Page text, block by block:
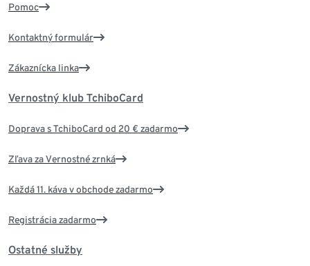
Pomoc
Kontaktný formulár
Zákaznícka linka
Vernostný klub TchiboCard
Doprava s TchiboCard od 20 € zadarmo
Zľava za Vernostné zrnká
Každá 11. káva v obchode zadarmo
Registrácia zadarmo
Ostatné služby